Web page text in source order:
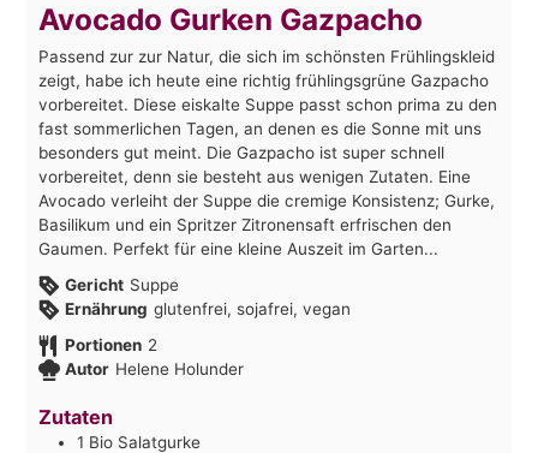
Avocado Gurken Gazpacho
Passend zur zur Natur, die sich im schönsten Frühlingskleid
zeigt, habe ich heute eine richtig frühlingsgrüne Gazpacho
vorbereitet. Diese eiskalte Suppe passt schon prima zu den
fast sommerlichen Tagen, an denen es die Sonne mit uns
besonders gut meint. Die Gazpacho ist super schnell
vorbereitet, denn sie besteht aus wenigen Zutaten. Eine
Avocado verleiht der Suppe die cremige Konsistenz; Gurke,
Basilikum und ein Spritzer Zitronensaft erfrischen den
Gaumen. Perfekt für eine kleine Auszeit im Garten...
Gericht Suppe
Ernährung glutenfrei, sojafrei, vegan
Portionen 2
Autor Helene Holunder
Zutaten
1 Bio Salatgurke